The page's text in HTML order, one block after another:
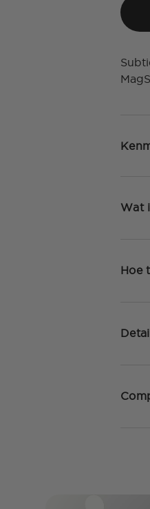
Wat
Hoe